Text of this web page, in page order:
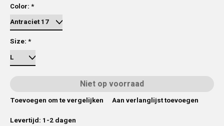
Color: *
Size: *
Niet op voorraad
Toevoegen om te vergelijken
Aan verlanglijst toevoegen
Levertijd: 1-2 dagen